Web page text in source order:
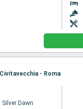
- Roma
Silver Dawn